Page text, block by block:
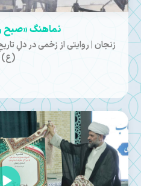
نماهنگ «صبح
زنجان | روایتی از زخمی در دلِ
(ع)